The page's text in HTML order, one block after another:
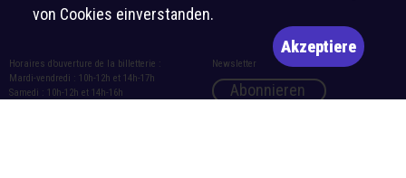
Horaires d’ouverture de la billetterie :
Mardi-vendredi : 10h-12h et 14h-17h
Samedi : 10h-12h et 14h-16h
Newsletter
Abonnieren
von Cookies einverstanden.
Akzeptiere